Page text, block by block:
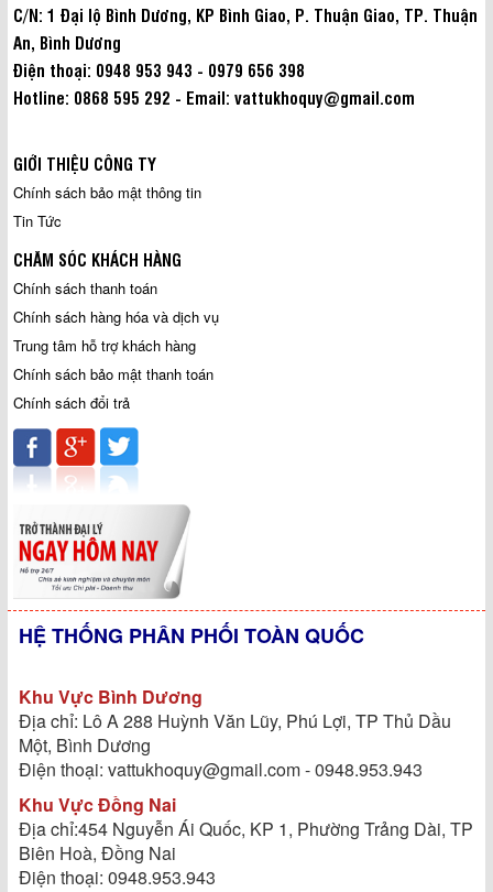
C/N: 1 Đại lộ Bình Dương, KP Bình Giao, P. Thuận Giao, TP. Thuận
An, Bình Dương
Điện thoại: 0948 953 943 - 0979 656 398
Hotline: 0868 595 292 - Email: vattukhoquy@gmail.com
GIỚI THIỆU CÔNG TY
Chính sách bảo mật thông tin
Tin Tức
CHĂM SÓC KHÁCH HÀNG
Chính sách thanh toán
Chính sách hàng hóa và dịch vụ
Trung tâm hỗ trợ khách hàng
Chính sách bảo mật thanh toán
Chính sách đổi trả
HỆ THỐNG PHÂN PHỐI TOÀN QUỐC
Khu Vực Bình Dương
Địa chỉ: Lô A 288 Huỳnh Văn Lũy, Phú Lợi, TP Thủ Dầu
Một, Bình Dương
Điện thoại: vattukhoquy@gmail.com - 0948.953.943
Khu Vực Đồng Nai
Địa chỉ:454 Nguyễn Ái Quốc, KP 1, Phường Trảng Dài, TP
Biên Hoà, Đồng Nai
Điện thoại: 0948.953.943